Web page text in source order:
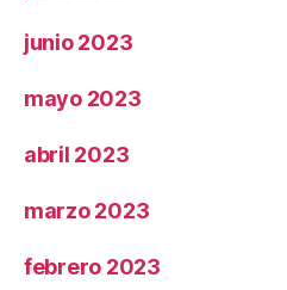
junio 2023
mayo 2023
abril 2023
marzo 2023
febrero 2023